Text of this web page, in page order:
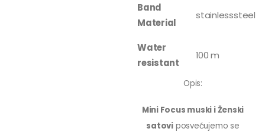
Band
Material
stainlesssteel
Water
resistant
100 m
Opis:
Mini Focus muski i Ženski
satovi posvećujemo se